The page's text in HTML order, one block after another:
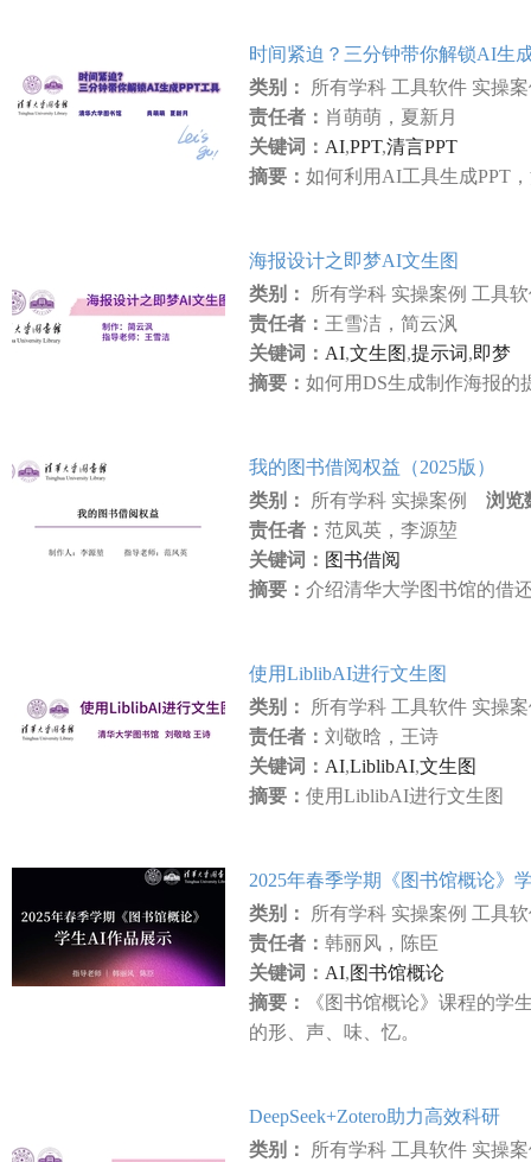
时间紧迫？三分钟带你解锁AI生
类别： 所有学科 工具软件 实操
责任者： 肖萌萌，夏新月
关键词： AI,PPT,清言PPT
摘要： 如何利用AI工具生成PPT
海报设计之即梦AI文生图
类别： 所有学科 实操案例 工具
责任者： 王雪洁，简云沨
关键词： AI,文生图,提示词,即梦
摘要： 如何用DS生成制作海报的
我的图书借阅权益（2025版）
类别： 所有学科 实操案例 浏览
责任者： 范凤英，李源堃
关键词： 图书借阅
摘要： 介绍清华大学图书馆的借
使用LiblibAI进行文生图
类别： 所有学科 工具软件 实操
责任者： 刘敬晗，王诗
关键词： AI,LiblibAI,文生图
摘要： 使用LiblibAI进行文生图
2025年春季学期《图书馆概论》
类别： 所有学科 实操案例 工具
责任者： 韩丽风，陈臣
关键词： AI,图书馆概论
摘要：
《图书馆概论》课程的学
的形、声、味、忆。
DeepSeek+Zotero助力高效科研
类别： 所有学科 工具软件 实操